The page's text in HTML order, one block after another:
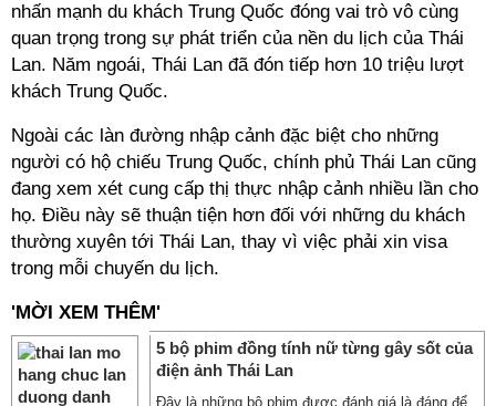
nhấn mạnh du khách Trung Quốc đóng vai trò vô cùng
quan trọng trong sự phát triển của nền du lịch của Thái
Lan. Năm ngoái, Thái Lan đã đón tiếp hơn 10 triệu lượt
khách Trung Quốc.
Ngoài các làn đường nhập cảnh đặc biệt cho những
người có hộ chiếu Trung Quốc, chính phủ Thái Lan cũng
đang xem xét cung cấp thị thực nhập cảnh nhiều lần cho
họ. Điều này sẽ thuận tiện hơn đối với những du khách
thường xuyên tới Thái Lan, thay vì việc phải xin visa
trong mỗi chuyến du lịch.
'MỜI XEM THÊM'
5 bộ phim đồng tính nữ từng gây sốt của
điện ảnh Thái Lan
Đây là những bộ phim được đánh giá là đáng để